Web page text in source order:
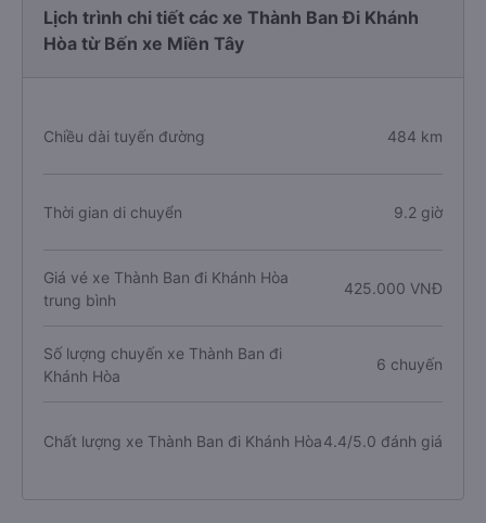
Lịch trình chi tiết các xe Thành Ban Đi Khánh
Hòa từ Bến xe Miền Tây
Chiều dài tuyến đường 484 km
Thời gian di chuyển 9.2 giờ
Giá vé xe Thành Ban đi Khánh Hòa
trung bình
425.000 VNĐ
Số lượng chuyến xe Thành Ban đi
Khánh Hòa
6 chuyến
Chất lượng xe Thành Ban đi Khánh Hòa4.4/5.0 đánh giá